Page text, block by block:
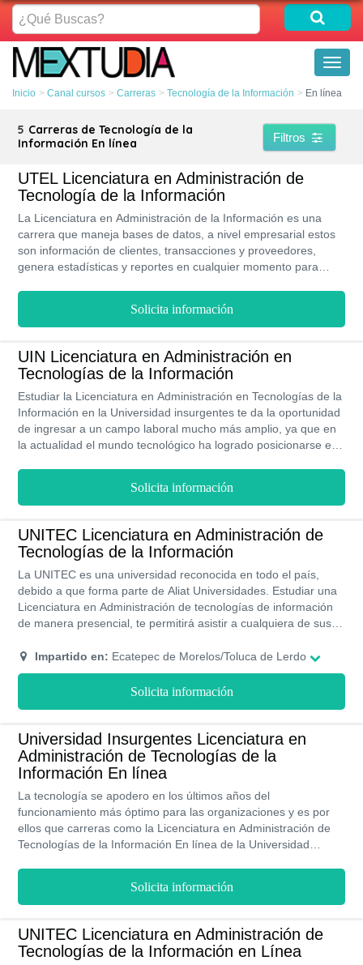
¿Qué
Buscas?
Inicio Canal cursos Carreras Tecnología de la Información En línea
5 Carreras de Tecnología de la
Información En línea
Filtros
UTEL Licenciatura en Administración de
Tecnología de la Información
La Licenciatura en Administración de la Información es una
carrera que maneja bases de datos, a nivel empresarial estos
son información de clientes, transacciones y proveedores,
genera estadísticas y reportes en cualquier momento para
actividades, como tareas, se planifiquen de manera
personalizada, y si necesitas el poder de la auto formación.
Para cursar esta carrera debes tener cualidades como gusto
por el diseño, interés por desarrollar e implementar sistemas
de información.
Solicita información
UIN Licenciatura en Administración en
Tecnologías de la Información
Estudiar la Licenciatura en Administración en Tecnologías de la
Información en la Universidad insurgentes te da la oportunidad
de ingresar a un campo laboral mucho más amplio, ya que en
la actualidad el mundo tecnológico ha logrado posicionarse en
de 10 egresados de la UIN obtienen un trabajo durante o al
finalizar la carrera gracias a su excelente preparación
académica. Si buscas una universidad con acreditación
académica por la SEP y un programa de becas excepcional, la
UIN es para ti.
Solicita información
UNITEC Licenciatura en Administración de
Tecnologías de la Información
La UNITEC es una universidad reconocida en todo el país,
debido a que forma parte de Aliat Universidades. Estudiar una
Licenciatura en Administración de tecnologías de información
de manera presencial, te permitirá asistir a cualquiera de sus
accesibles ya que te ofrece la exoneración del monto de
inscripción y planes de pago para las mensualidades. Recibirás
una titulación con reconocimiento y validez de la SEP.
Impartido en: Ecatepec de Morelos/Toluca de Lerdo
Solicita información
Universidad Insurgentes Licenciatura en
Administración de Tecnologías de la
Información En línea
La tecnología se apodero en los últimos años del
funcionamiento más óptimo para las organizaciones y es por
ellos que carreras como la Licenciatura en Administración de
Tecnologías de la Información En línea de la Universidad
mercado laboral, con validez oficial emitida por la SEP en su
titulación, la oportunidad de cursar 3 diplomados gratuitos
inherentes a su formación profesional y la ventaja de contar
con la bolsa de empleo UIN que te permitirá poner en práctica
los conocimientos que vas adquiriendo y la facilidad de estudiar
Solicita información
UNITEC Licenciatura en Administración de
Tecnologías de la Información en Línea